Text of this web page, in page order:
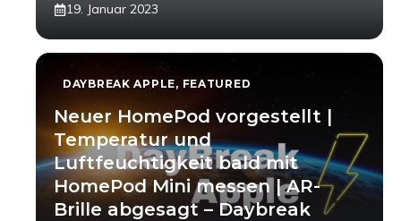
19. Januar 2023
DAYBREAK APPLE, FEATURED
Neuer HomePod vorgestellt |
Temperatur und
Luftfeuchtigkeit bald mit
HomePod Mini messen | AR-
Brille abgesagt – Daybreak